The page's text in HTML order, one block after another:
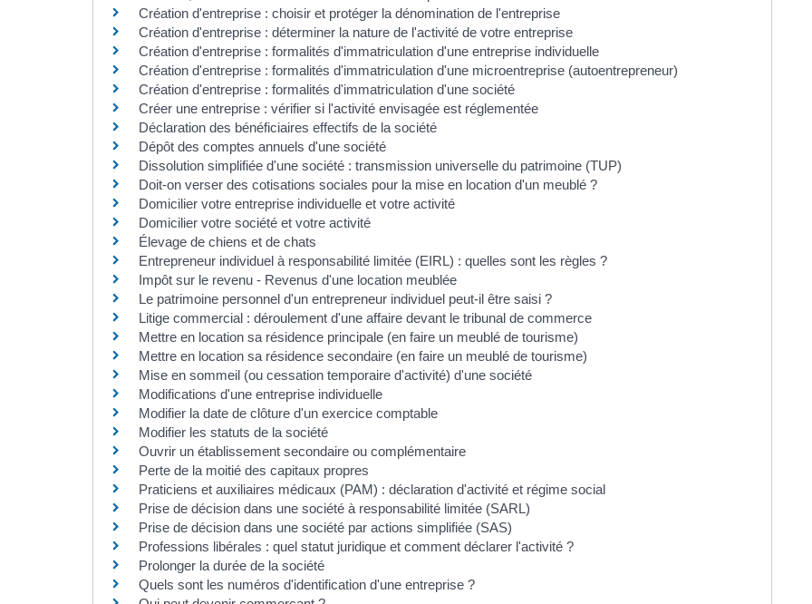
Création d'entreprise : choisir et protéger la dénomination de l'entreprise
Création d'entreprise : déterminer la nature de l'activité de votre entreprise
Création d'entreprise : formalités d'immatriculation d'une entreprise individuelle
Création d'entreprise : formalités d'immatriculation d'une microentreprise (autoentrepreneur)
Création d'entreprise : formalités d'immatriculation d'une société
Créer une entreprise : vérifier si l'activité envisagée est réglementée
Déclaration des bénéficiaires effectifs de la société
Dépôt des comptes annuels d'une société
Dissolution simplifiée d'une société : transmission universelle du patrimoine (TUP)
Doit-on verser des cotisations sociales pour la mise en location d'un meublé ?
Domicilier votre entreprise individuelle et votre activité
Domicilier votre société et votre activité
Élevage de chiens et de chats
Entrepreneur individuel à responsabilité limitée (EIRL) : quelles sont les règles ?
Impôt sur le revenu - Revenus d'une location meublée
Le patrimoine personnel d'un entrepreneur individuel peut-il être saisi ?
Litige commercial : déroulement d'une affaire devant le tribunal de commerce
Mettre en location sa résidence principale (en faire un meublé de tourisme)
Mettre en location sa résidence secondaire (en faire un meublé de tourisme)
Mise en sommeil (ou cessation temporaire d'activité) d'une société
Modifications d'une entreprise individuelle
Modifier la date de clôture d'un exercice comptable
Modifier les statuts de la société
Ouvrir un établissement secondaire ou complémentaire
Perte de la moitié des capitaux propres
Praticiens et auxiliaires médicaux (PAM) : déclaration d'activité et régime social
Prise de décision dans une société à responsabilité limitée (SARL)
Prise de décision dans une société par actions simplifiée (SAS)
Professions libérales : quel statut juridique et comment déclarer l'activité ?
Prolonger la durée de la société
Quels sont les numéros d'identification d'une entreprise ?